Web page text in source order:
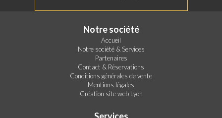
Notre société
Accueil
Notre société & Services
Partenaires
Contact & Réservations
Conditions générales de vente
Mentions légales
Création site web Lyon